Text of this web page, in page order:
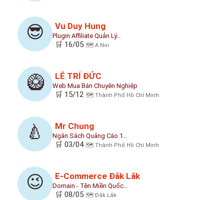
😎 Vu Duy Hung
Plugin Affiliate Quản Lý…
🛒 16/05 🗺️ A Noi
🥝 LÊ TRÍ ĐỨC
Web Mua Bán Chuyên Nghiệp
🛒 15/12 🗺️ Thành Phố Hồ Chí Minh
🍐 Mr Chung
Ngân Sách Quảng Cáo 1…
🛒 03/04 🗺️ Thành Phố Hồ Chí Minh
😉 E-Commerce Đắk Lắk
Domain - Tên Miền Quốc…
🛒 08/05 🗺️ Đắk Lắk